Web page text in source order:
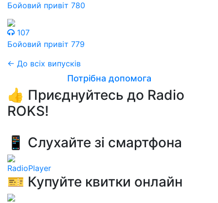
Бойовий привіт 780
107
Бойовий привіт 779
← До всіх випусків
Потрібна допомога
👍 Приєднуйтесь до Radio
ROKS!
📱 Слухайте зі смартфона
RadioPlayer
🎫 Купуйте квитки онлайн